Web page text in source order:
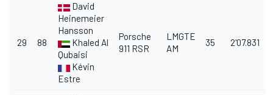
29 88
David
Heinemeier
Hansson
Khaled Al
Qubaisi
Kévin
Estre
Porsche
911 RSR
LMGTE
AM
35 2'07.831